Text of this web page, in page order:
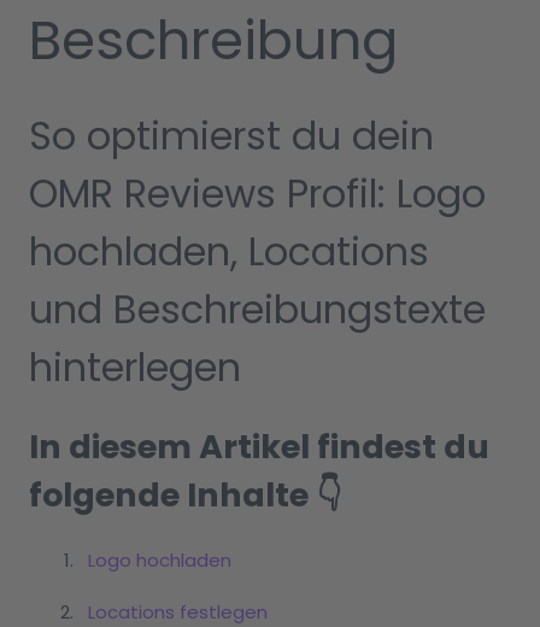
Beschreibung
So optimierst du dein
OMR Reviews Profil: Logo
hochladen, Locations
und Beschreibungstexte
hinterlegen
In diesem Artikel findest du
folgende Inhalte 👇
Logo hochladen
Locations festlegen